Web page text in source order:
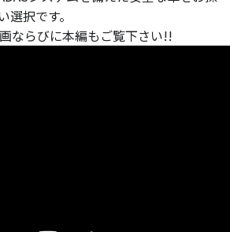
選択です。
ならびに本編もご覧下さい!!